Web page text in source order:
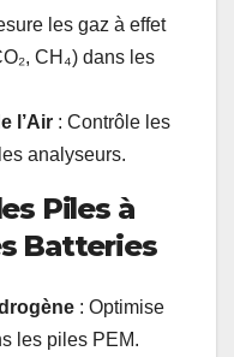
les gaz à effet
CH₄) dans les
l’Air : Contrôle les
analyseurs.
Piles à
Batteries
: Optimise
les piles PEM.